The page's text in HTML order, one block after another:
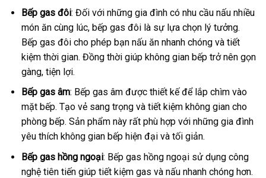
Bếp gas đôi: Đối với những gia đình có nhu cầu nấu nhiều
món ăn cùng lúc, bếp gas đôi là sự lựa chọn lý tưởng.
Bếp gas đôi cho phép bạn nấu ăn nhanh chóng và tiết
kiệm thời gian. Đồng thời giúp không gian bếp trở nên gọn
gàng, tiện lợi.
Bếp gas âm: Bếp gas âm được thiết kế để lắp chìm vào
mặt bếp. Tạo vẻ sang trọng và tiết kiệm không gian cho
phòng bếp. Sản phẩm này rất phù hợp với những gia đình
yêu thích không gian bếp hiện đại và tối giản.
Bếp gas hồng ngoại: Bếp gas hồng ngoại sử dụng công
nghệ tiên tiến giúp tiết kiệm gas và nấu nhanh chóng hơn.